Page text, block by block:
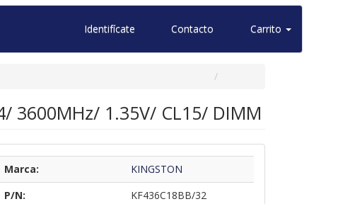
Identifícate Contacto Carrito
3600MHz/ 1.35V/ CL15/ DIMM
Marca:
KINGSTON
P/N:
KF436C18BB/32